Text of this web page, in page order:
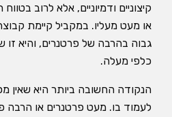
קיצוניים ודמיוניים, אלא לרוב
או מעט מעליו. במקביל קיימת
גבוה בהרבה של פרטנרים, והיא
כלפי מעלה.
הנקודה החשובה ביותר היא שאין
לעמוד בו. מעט פרטנרים או הרבה